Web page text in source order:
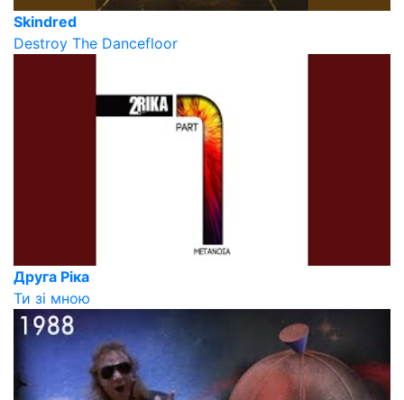
Skindred
Destroy The Dancefloor
Друга Ріка
Ти зі мною